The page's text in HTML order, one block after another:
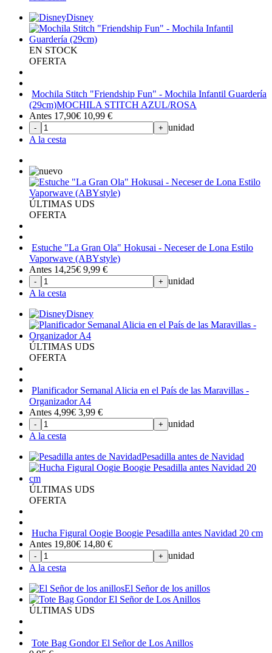
Disney
EN STOCK
OFERTA
Mochila Stitch "Friendship Fun" - Mochila Infantil Guardería
(29cm)MOCHILA STITCH AZUL/ROSA
Antes 17,90€ 10,99 €
- + unidad
A la cesta
ÚLTIMAS UDS
OFERTA
Estuche "La Gran Ola" Hokusai - Neceser de Lona Estilo
Vaporwave (ABYstyle)
Antes 14,25€ 9,99 €
- + unidad
A la cesta
Disney
ÚLTIMAS UDS
OFERTA
Planificador Semanal Alicia en el País de las Maravillas -
Organizador A4
Antes 4,99€ 3,99 €
- + unidad
A la cesta
Pesadilla antes de Navidad
ÚLTIMAS UDS
OFERTA
Hucha Figural Oogie Boogie Pesadilla antes Navidad 20 cm
Antes 19,80€ 14,80 €
- + unidad
A la cesta
El Señor de los anillos
ÚLTIMAS UDS
Tote Bag Gondor El Señor de Los Anillos